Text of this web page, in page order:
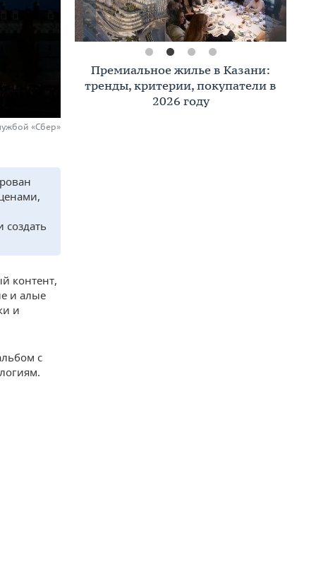
«Сбер»
контент,
и алые
и
с
Премиальное жилье в Казани:
тренды, критерии, покупатели в
2026 году